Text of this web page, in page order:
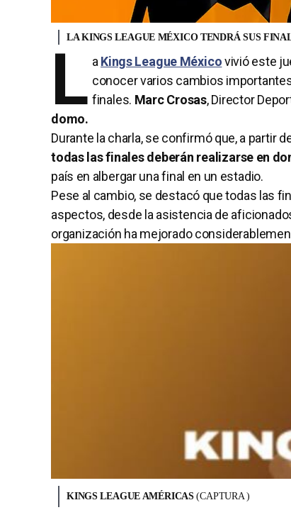
LA KINGS LEAGUE MÉXICO TENDRÁ SUS
L a Kings League Méxicovivió este
conocer varios cambios
finales. Marc Crosas, Director
domo.
Durante la charla, se confirmó que, a partir
todas las finales deberán realizarse en
país en albergar una final en un estadio.
Pese al cambio, se destacó que todas las
aspectos, desde la asistencia de
organización ha mejorado
KINGS LEAGUE AMÉRICAS(CAPTURA )